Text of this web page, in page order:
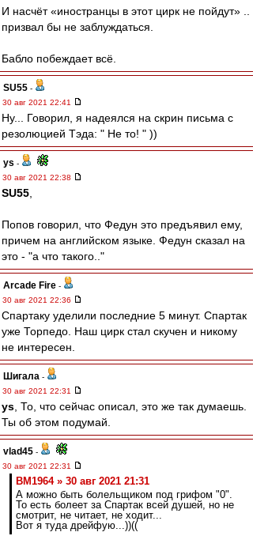
И насчёт «иностранцы в этот цирк не пойдут» ..
призвал бы не заблуждаться.
Бабло побеждает всё.
SU55 -
30 авг 2021 22:41
Ну... Говорил, я надеялся на скрин письма с
резолюцией Тэда: " Не то! " ))
ys -
30 авг 2021 22:38
SU55
Попов говорил, что Федун это предъявил ему,
причем на английском языке. Федун сказал на
это - "а что такого.."
Arcade Fire -
30 авг 2021 22:36
Спартаку уделили последние 5 минут. Спартак
уже Торпедо. Наш цирк стал скучен и никому
не интересен.
Шигала -
30 авг 2021 22:31
ys , То, что сейчас описал, это же так думаешь.
Ты об этом подумай.
vlad45 -
30 авг 2021 22:31
BM1964 » 30 авг 2021 21:31
А можно быть болельщиком под грифом "0".
То есть болеет за Спартак всей душей, но не
смотрит, не читает, не ходит...
Вот я туда дрейфую...))((